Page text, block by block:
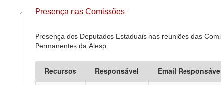
Presença nas Comissões
Presença dos Deputados Estaduais nas reuniões das
Permanentes da Alesp.
Recursos Responsável
Email